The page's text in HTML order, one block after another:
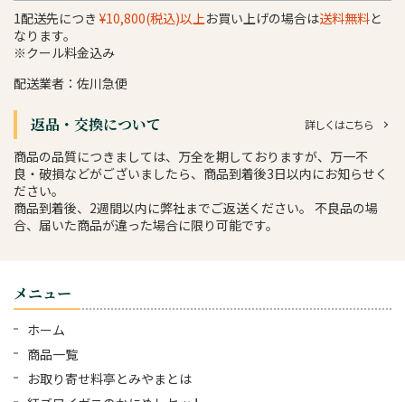
1配送先につき ¥10,800(税込)以上お買い上げの場合は送料無料と
なります。
※クール料金込み
配送業者：佐川急便
返品・交換について 詳しくはこちら
商品の品質につきましては、万全を期しておりますが、万一不
良・破損などがございましたら、商品到着後3日以内にお知らせく
ださい。
商品到着後、2週間以内に弊社までご返送ください。 不良品の場
合、届いた商品が違った場合に限り可能です。
メニュー
ホーム
商品一覧
お取り寄せ料亭とみやまとは